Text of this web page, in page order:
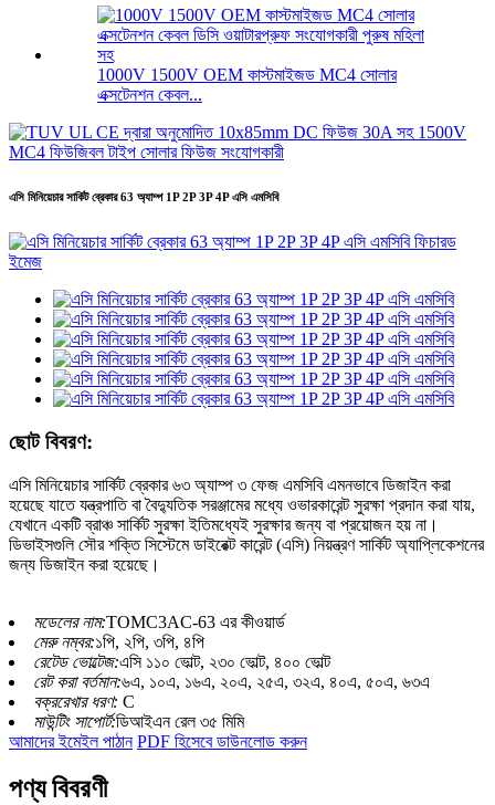
1000V 1500V OEM কাস্টমাইজড MC4 সোলার
এক্সটেনশন কেবল...
এসি মিনিয়েচার সার্কিট ব্রেকার 63 অ্যাম্প 1P 2P 3P 4P এসি এমসিবি
ছোট বিবরণ:
এসি মিনিয়েচার সার্কিট ব্রেকার ৬৩ অ্যাম্প ৩ ফেজ এমসিবি এমনভাবে ডিজাইন করা
হয়েছে যাতে যন্ত্রপাতি বা বৈদ্যুতিক সরঞ্জামের মধ্যে ওভারকারেন্ট সুরক্ষা প্রদান করা যায়,
যেখানে একটি ব্রাঞ্চ সার্কিট সুরক্ষা ইতিমধ্যেই সুরক্ষার জন্য বা প্রয়োজন হয় না।
ডিভাইসগুলি সৌর শক্তি সিস্টেমে ডাইরেক্ট কারেন্ট (এসি) নিয়ন্ত্রণ সার্কিট অ্যাপ্লিকেশনের
জন্য ডিজাইন করা হয়েছে।
মডেলের নাম:TOMC3AC-63 এর কীওয়ার্ড
মেরু নম্বর:১পি, ২পি, ৩পি, ৪পি
রেটেড ভোল্টেজ:এসি ১১০ ভোল্ট, ২৩০ ভোল্ট, ৪০০ ভোল্ট
রেট করা বর্তমান:৬এ, ১০এ, ১৬এ, ২০এ, ২৫এ, ৩২এ, ৪০এ, ৫০এ, ৬৩এ
বক্ররেখার ধরণ: C
মাউন্টিং সাপোর্ট:ডিআইএন রেল ৩৫ মিমি
আমাদের ইমেইল পাঠান PDF হিসেবে ডাউনলোড করুন
পণ্য বিবরণী